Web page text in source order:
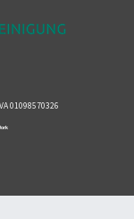
01098570326